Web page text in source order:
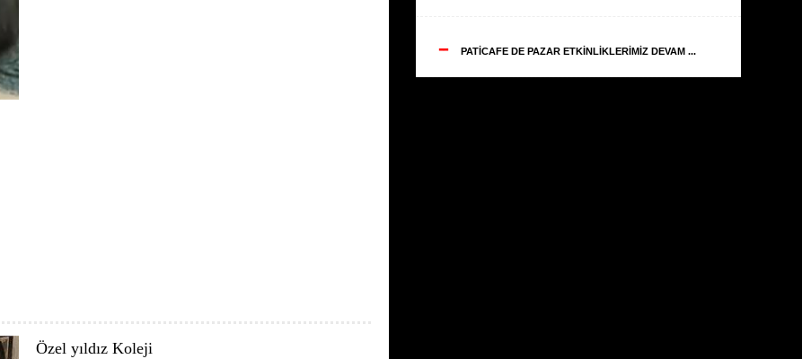
Özel yıldız Koleji
-- PATİCAFE DE PAZAR ETKİNLİKLERİMİZ DEVAM ...